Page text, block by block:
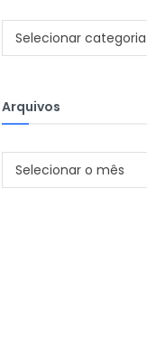
Categorias
Selecionar categoria
Arquivos
Arquivos
Selecionar o mês